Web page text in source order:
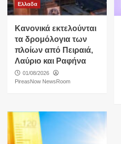
Ελλαδα
Κανονικά εκτελούνται
τα δρομόλογια των
πλοίων από Πειραιά,
Λαύριο και Ραφήνα
01/08/2026
PireasNow NewsRoom